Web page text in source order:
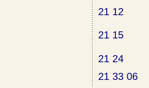
21 12
21 15
21 24
21 33 06